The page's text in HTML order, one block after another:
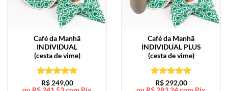
Café da Manhã
INDIVIDUAL
(cesta de vime)
Avaliação5
R$249,00
Café da Manhã
INDIVIDUAL PLUS
(cesta de vime)
Avaliação5
R$292,00